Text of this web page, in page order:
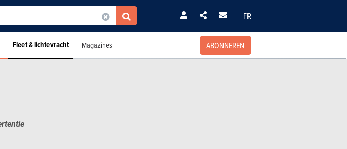
FR
Fleet & lichtevracht Magazines ABONNEREN